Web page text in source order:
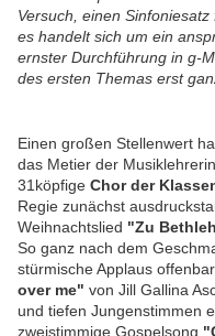
Versuch, einen
es handelt sich um ein
ernster Durchführung in g-
des ersten Themas erst
Einen großen Stellenwert
das Metier der Musiklehrerin
31köpfige Chor der
Regie zunächst
Weihnachtslied "Zu
So ganz nach dem
stürmische Applaus
over me" von Jill Gallina
und tiefen Jungenstimmen
zweistimmige Gospelsong